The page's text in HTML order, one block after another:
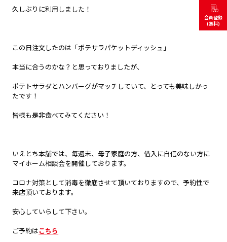
久しぶりに利用しました！
この日注文したのは「ポテサラパケットディッシュ」
本当に合うのかな？と思っておりましたが、
ポテトサラダとハンバーグがマッチしていて、とっても美味しかっ
たです！
皆様も是非食べてみてください！
いえとち本舗では、毎週末、母子家庭の方、借入に自信のない方に
マイホーム相談会を開催しております。
コロナ対策として消毒を徹底させて頂いておりますので、予約性で
来店頂いております。
安心していらして下さい。
ご予約はこちら
会員登録
(無料)